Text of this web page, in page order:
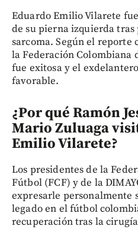
Eduardo Emilio Vilarete
de su pierna izquierda
sarcoma. Según el
la Federación
fue exitosa y el
favorable.
¿Por qué Ramón
Mario Zuluaga
Emilio Vilarete?
Los presidentes de la
Fútbol (FCF) y de la
expresarle personalmente
legado en el fútbol
recuperación tras la